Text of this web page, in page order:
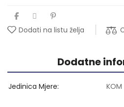
Dodati na listu želja
Dodatne
Jedinica Mjere KOM